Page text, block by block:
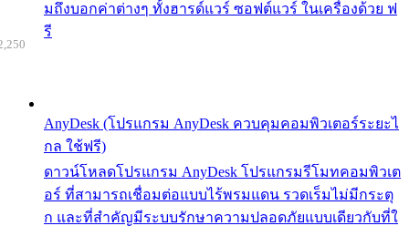
มถึงบอกค่าต่างๆ ทั้งฮารด์แวร์ ซอฟต์แวร์ ในเครื่องด้วย ฟ
รี
AnyDesk (โปรแกรม AnyDesk ควบคุมคอมพิวเตอร์ระยะไ
กล ใช้ฟรี)
ดาวน์โหลดโปรแกรม AnyDesk โปรแกรมรีโมทคอมพิวเต
อร์ ที่สามารถเชื่อมต่อแบบไร้พรมแดน รวดเร็มไม่มีกระตุ
ก และที่สำคัญมีระบบรักษาความปลอดภัยแบบเดียวกับที่ใ